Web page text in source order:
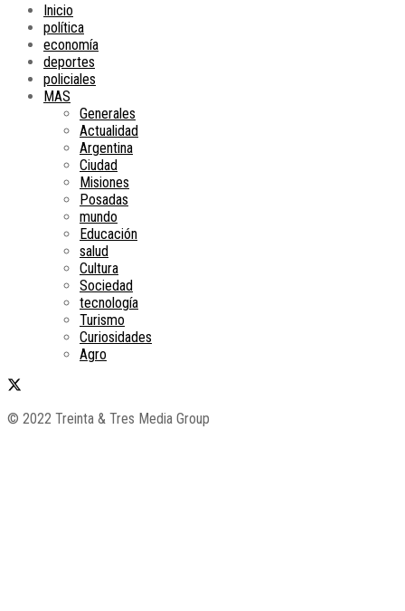
Inicio
política
economía
deportes
policiales
MAS
Generales
Actualidad
Argentina
Ciudad
Misiones
Posadas
mundo
Educación
salud
Cultura
Sociedad
tecnología
Turismo
Curiosidades
Agro
© 2022 Treinta & Tres Media Group